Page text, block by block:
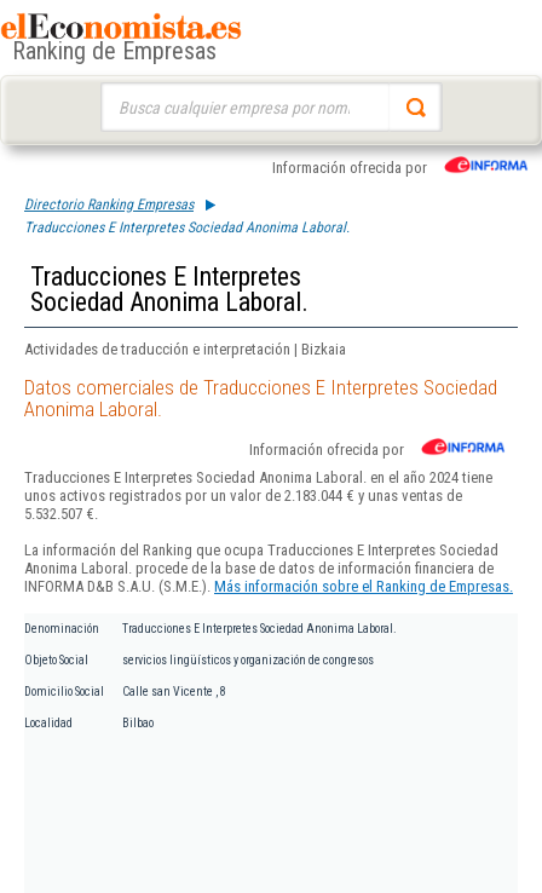
Ranking de Empresas
Información ofrecida por
Directorio Ranking Empresas
Traducciones E Interpretes Sociedad Anonima Laboral.
Traducciones E Interpretes
Sociedad Anonima Laboral.
Actividades de traducción e interpretación | Bizkaia
Datos comerciales de Traducciones E Interpretes Sociedad
Anonima Laboral.
Información ofrecida por
Traducciones E Interpretes Sociedad Anonima Laboral. en el año 2024 tiene
unos activos registrados por un valor de 2.183.044 € y unas ventas de
5.532.507 €.
La información del Ranking que ocupa Traducciones E Interpretes Sociedad
Anonima Laboral. procede de la base de datos de información financiera de
INFORMA D&B S.A.U. (S.M.E.). Más información sobre el Ranking de Empresas.
Denominación Traducciones E Interpretes Sociedad Anonima Laboral.
Objeto Social servicios lingüísticos y organización de congresos
Domicilio Social Calle san Vicente , 8
Localidad Bilbao